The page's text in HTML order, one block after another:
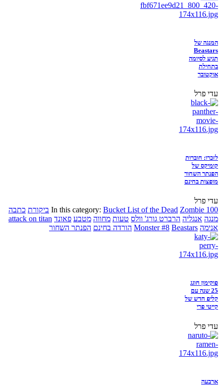
המנגה של
Beastars
תגיע לסיומה
בתחילת
אוקטובר
עדי פרל
לזכרו: חוברות
קומיקס של
הפנתר השחור
מופצות בחינם
עדי פרל
In this category: Bucket List of the Dead Zombie 100 ביקורת כתבה
מנגה אנגליה הרברט גורג' וולס טעות מחווה מטבע פאונד attack on titan
אנימה
Monster #8 Beastars הורדה בחינם הפנתר השחור
פוקימון חוגג
25 שנה עם
קליפ חדש של
קייטי פרי
עדי פרל
ארבעה